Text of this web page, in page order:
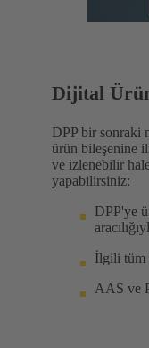
Dijital
DPP bir sonraki
ürün bileşenine
ve izlenebilir
yapabilirsiniz:
DPP'ye
İlgili tüm
AAS ve